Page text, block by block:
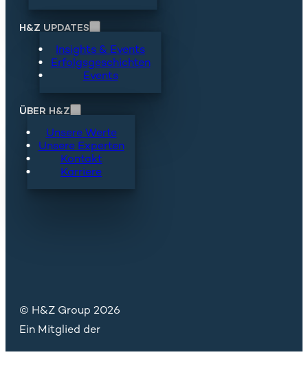
H&Z UPDATES
Insights & Events
Erfolgsgeschichten
Events
ÜBER H&Z
Unsere Werte
Unsere Experten
Kontakt
Karriere
© H&Z Group 2026
Ein Mitglied der